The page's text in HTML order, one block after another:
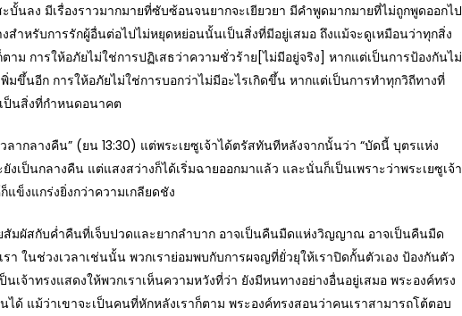
มีเรื่องราวมากมายที่ซับซ้อนจนยากจะเยียวยา มีคำพูดมากมายที่ไม่ถูกพูดออกไป
สำหรับการรักผู้อื่นต่อไปไม่หยุดหย่อนนั้นเป็นสิ่งที่มีอยู่เสมอ ถึงแม้จะดูเหมือนว่าทุกสิ่ง
ม การให้อภัยไม่ใช่การปฏิเสธว่าความชั่วร้าย[ไม่มีอยู่จริง] หากแต่เป็นการป้องกันไม่
ขึ้นอีก การให้อภัยไม่ใช่การบอกว่าไม่มีอะไรเกิดขึ้น หากแต่เป็นการทำทุกวิถีทางที่
ป็นสิ่งที่กำหนดอนาคต
ลางคืน” (ยน 13:30) แต่พระเยซูเจ้าได้ตรัสทันทีหลังจากนั้นว่า “บัดนี้ บุตรแห่ง
งเป็นกลางคืน แต่แสงสว่างก็ได้เริ่มฉายออกมาแล้ว และนั่นก็เป็นเพราะว่าพระเยซูเจ้า
ข็งแกร่งยิ่งกว่าความเกลียดชัง
สกับค่ำคืนที่เจ็บปวดและยากลำบาก อาจเป็นคืนมืดแห่งวิญญาณ อาจเป็นคืนมืด
า ในช่วงเวลาเช่นนั้น พวกเราย่อมพบกับการผจญที่ยั่วยุให้เราปิดกั้นตัวเอง ป้องกันตัว
เจ้าทรงแสดงให้พวกเราเห็นความหวังที่ว่า ยังมีหนทางอย่างอื่นอยู่เสมอ พระองค์ทรง
ได้ แม้ว่าเขาจะเป็นคนที่หักหลังเราก็ตาม พระองค์ทรงสอนว่าคนเราสามารถโต้ตอบ